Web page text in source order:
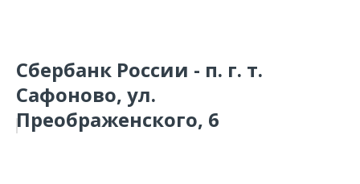
Сбербанк России - п. г. т.
Сафоново, ул.
Преображенского, 6